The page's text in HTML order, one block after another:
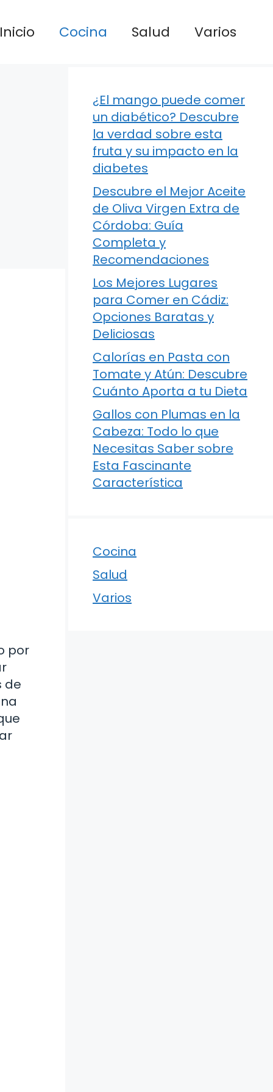
Inicio Cocina Salud Varios
por
de
¿El mango puede comer
un diabético? Descubre
la verdad sobre esta
fruta y su impacto en la
diabetes
Descubre el Mejor Aceite
de Oliva Virgen Extra de
Córdoba: Guía
Completa y
Recomendaciones
Los Mejores Lugares
para Comer en Cádiz:
Opciones Baratas y
Deliciosas
Calorías en Pasta con
Tomate y Atún: Descubre
Cuánto Aporta a tu Dieta
Gallos con Plumas en la
Cabeza: Todo lo que
Necesitas Saber sobre
Esta Fascinante
Característica
Cocina
Salud
Varios